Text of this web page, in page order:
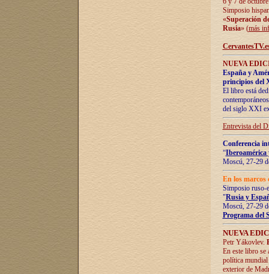
Simposio
«Superación
Rusia» (más
NUEVA
España y
principios del
El libro está
del siglo XXI
Entrevista del
Conferencia
“Iberoamérica
Moscú, 27-29
En los marcos
Simposio ruso-
"Rusia y
Moscú, 27-29
Programa del
NUEVA
Petr Yákovlev.
En este libro se
política mundial
exterior de